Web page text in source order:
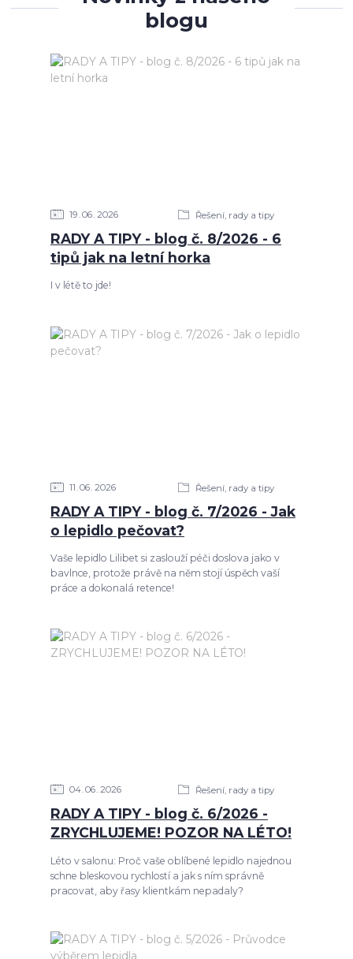
blogu
19 06 2026 Řešení, rady a tipy
RADY A TIPY - blog č. 8/2026 - 6
tipů jak na letní horka
I v létě to jde!
11 06 2026 Řešení, rady a tipy
RADY A TIPY - blog č. 7/2026 - Jak
o lepidlo pečovat?
Vaše lepidlo Lilibet si zaslouží péči doslova jako v
bavlnce, protože právě na něm stojí úspěch vaší
práce a dokonalá retence!
04 06 2026 Řešení, rady a tipy
RADY A TIPY - blog č. 6/2026 -
ZRYCHLUJEME! POZOR NA LÉTO!
Léto v salonu: Proč vaše oblíbené lepidlo najednou
schne bleskovou rychlostí a jak s ním správně
pracovat, aby řasy klientkám nepadaly?